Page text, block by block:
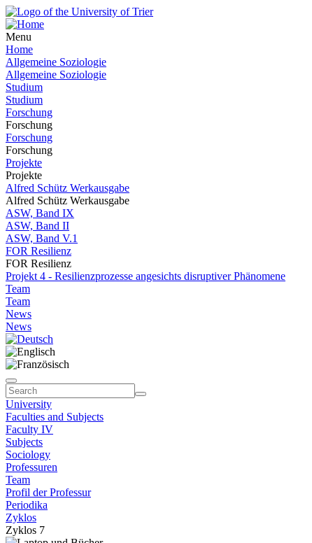
Menu
Home
Allgemeine Soziologie
Allgemeine Soziologie
Studium
Studium
Forschung
Forschung
Forschung
Forschung
Projekte
Projekte
Alfred Schütz Werkausgabe
Alfred Schütz Werkausgabe
ASW, Band IX
ASW, Band II
ASW, Band V.1
FOR Resilienz
FOR Resilienz
Projekt 4 - Resilienzprozesse angesichts disruptiver Phänomene
Team
Team
News
News
University
Faculties and Subjects
Faculty IV
Subjects
Sociology
Professuren
Team
Profil der Professur
Periodika
Zyklos
Zyklos 7